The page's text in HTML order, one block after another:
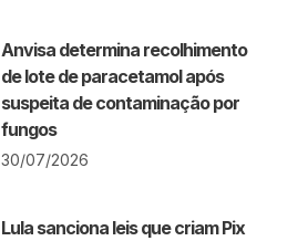
Anvisa determina recolhimento
de lote de paracetamol após
suspeita de contaminação por
fungos
30/07/2026
Lula sanciona leis que criam Pix